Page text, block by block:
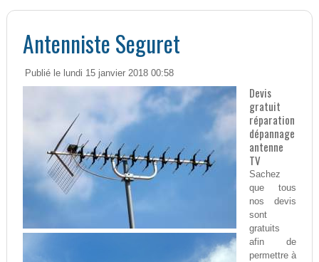
Antenniste Seguret
Publié le lundi 15 janvier 2018 00:58
Devis
gratuit
réparation
dépannage
antenne
TV
Sachez
que tous
nos devis
sont
gratuits
afin de
permettre à